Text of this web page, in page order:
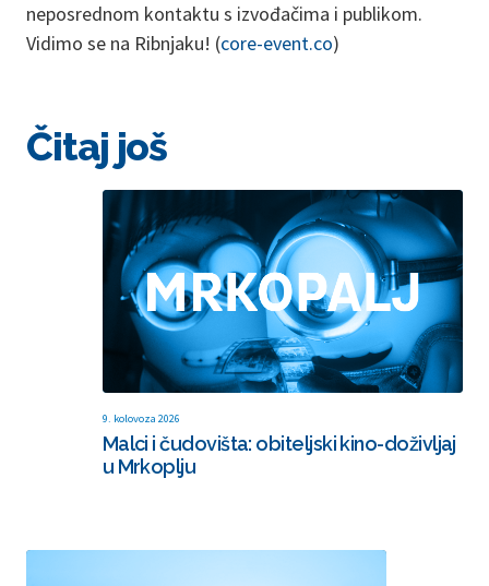
neposrednom kontaktu s izvođačima i publikom.
Vidimo se na Ribnjaku! (core-event.co)
Čitaj još
9. kolovoza 2026
Malci i čudovišta: obiteljski kino-doživljaj
u Mrkoplju